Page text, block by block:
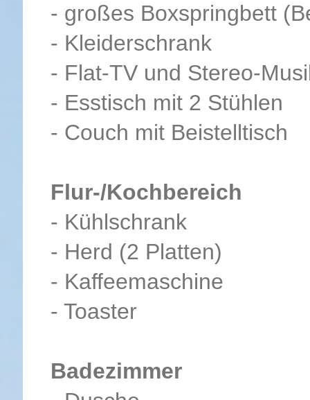
- großes Boxspringbett
- Kleiderschrank
- Flat-TV und Stereo-
- Esstisch mit 2 Stühlen
- Couch mit Beistelltisch
Flur-/Kochbereich
- Kühlschrank
- Herd (2 Platten)
- Kaffeemaschine
- Toaster
Badezimmer